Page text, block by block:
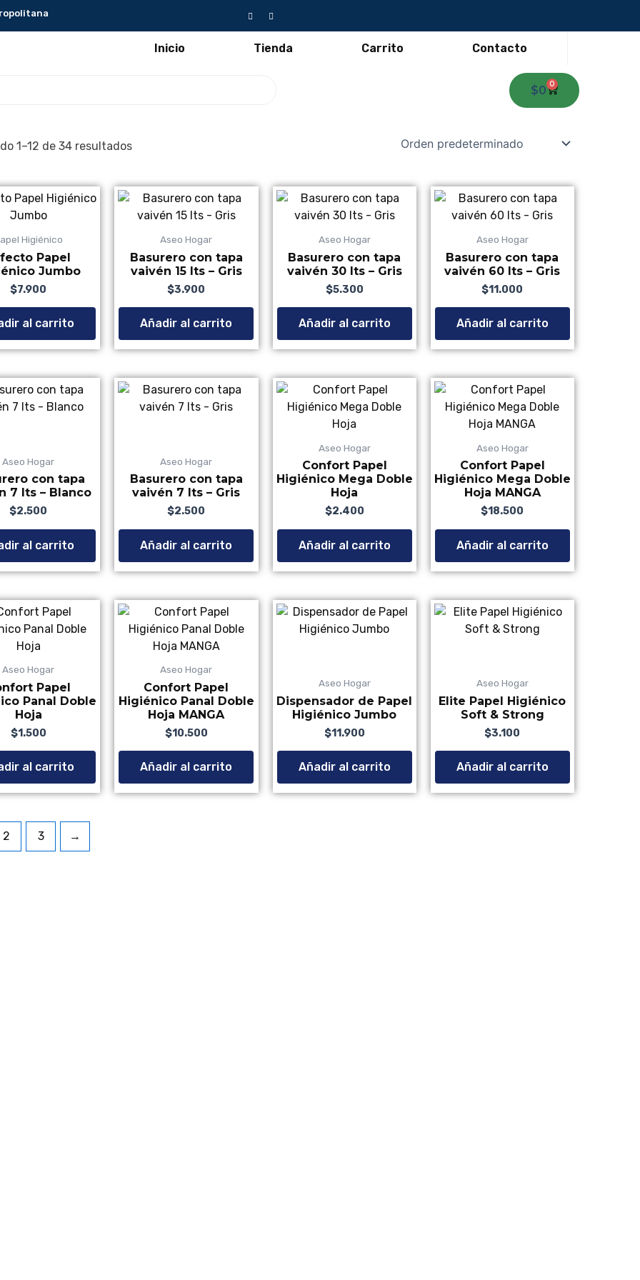
Inicio Tienda Carrito Contacto
$0 0 Carrito
1–12 de 34 resultados
Higiénico
Papel
Jumbo
$7.900
al carrito
Aseo Hogar
Basurero con tapa
vaivén 15 lts – Gris
$3.900
Añadir al carrito
Aseo Hogar
Basurero con tapa
vaivén 30 lts – Gris
$5.300
Añadir al carrito
Aseo Hogar
Basurero con tapa
vaivén 60 lts – Gris
$11.000
Añadir al carrito
Aseo Hogar
con tapa
7 lts – Blanco
$2.500
al carrito
Aseo Hogar
Basurero con tapa
vaivén 7 lts – Gris
$2.500
Añadir al carrito
Aseo Hogar
Confort Papel
Higiénico Mega Doble
Hoja
$2.400
Añadir al carrito
Aseo Hogar
Confort Papel
Higiénico Mega Doble
Hoja MANGA
$18.500
Añadir al carrito
Aseo Hogar
Papel
Panal Doble
Hoja
$1.500
al carrito
Aseo Hogar
Confort Papel
Higiénico Panal Doble
Hoja MANGA
$10.500
Añadir al carrito
Aseo Hogar
Dispensador de Papel
Higiénico Jumbo
$11.900
Añadir al carrito
Aseo Hogar
Elite Papel Higiénico
Soft & Strong
$3.100
Añadir al carrito
2 3 →